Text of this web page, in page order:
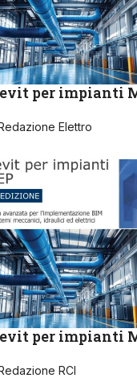
per impianti
Elettro
per impianti
RCI